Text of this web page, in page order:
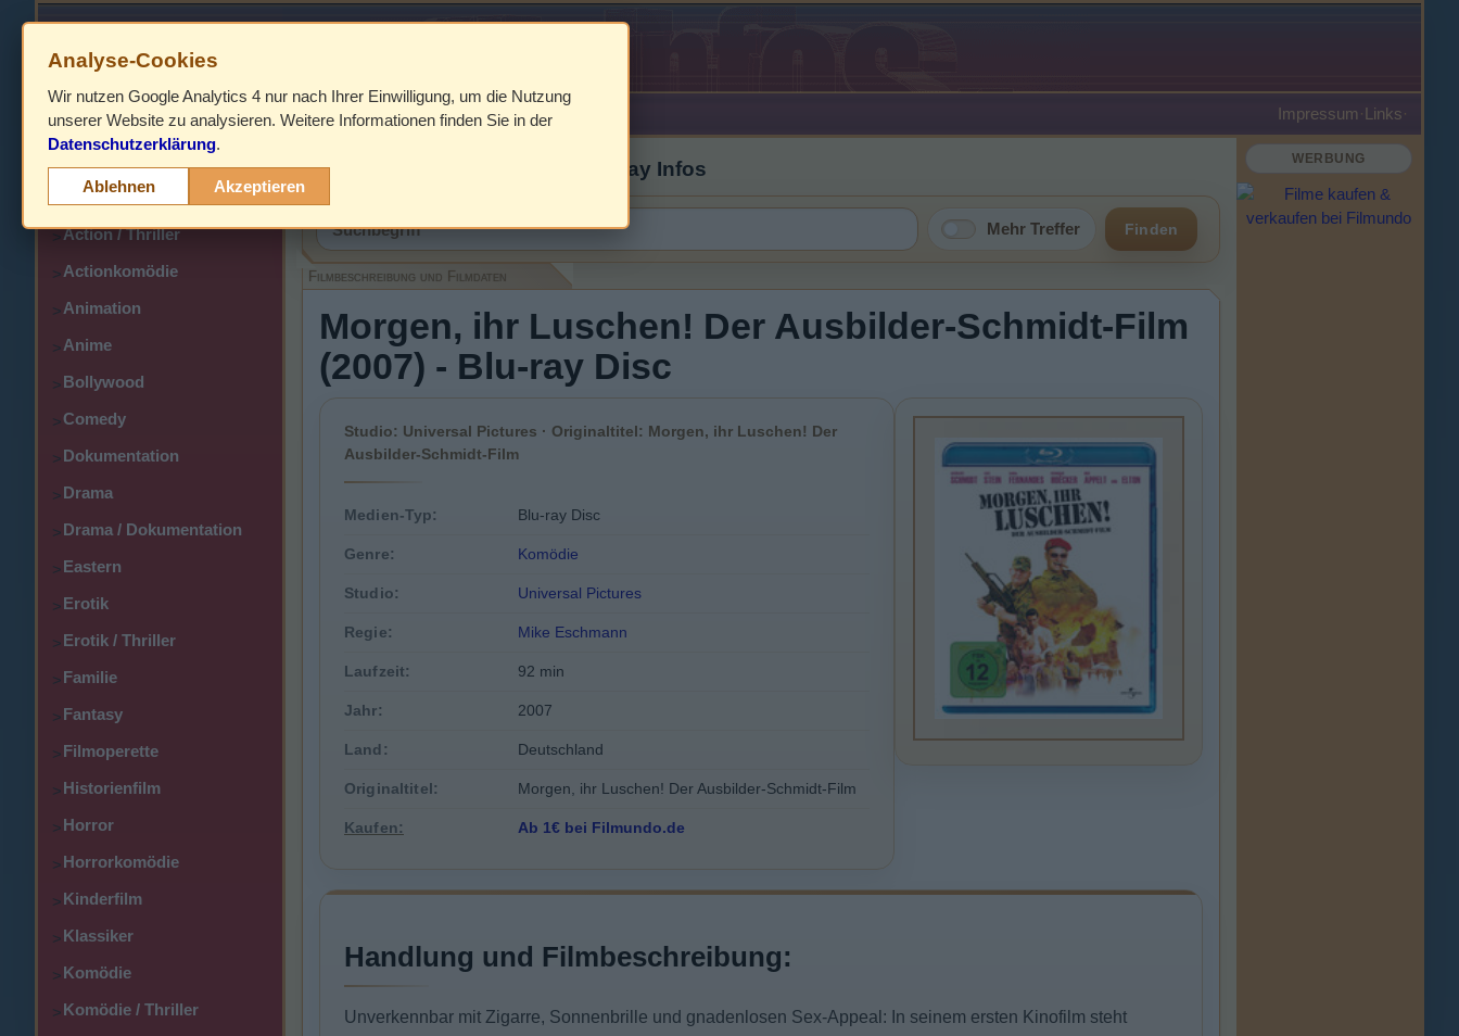
HOME Impressum ·Links·
>
> Action
>Action / Thriller
>Actionkomödie
>Animation
>Anime
>Bollywood
>Comedy
>Dokumentation
>Drama
>Drama / Dokumentation
>Eastern
>Erotik
>Erotik / Thriller
>Familie
>Fantasy
>Filmoperette
>Historienfilm
>Horror
>Horrorkomödie
>Kinderfilm
>Klassiker
>Komödie
>Komödie / Thriller
Filmbeschreibung, Cover & Blu-ray Infos
Mehr Treffer Finden
Filmbeschreibung und Filmdaten
Morgen, ihr Luschen! Der Ausbilder-Schmidt-Film
(2007) - Blu-ray Disc
Studio: Universal Pictures · Originaltitel: Morgen, ihr Luschen! Der
Ausbilder-Schmidt-Film
Medien-Typ: Blu-ray Disc
Genre: Komödie
Studio: Universal Pictures
Regie: Mike Eschmann
Laufzeit: 92 min
Jahr: 2007
Land: Deutschland
Originaltitel: Morgen, ihr Luschen! Der Ausbilder-Schmidt-Film
Kaufen: Ab 1€ bei Filmundo.de
Handlung und Filmbeschreibung:
Unverkennbar mit Zigarre, Sonnenbrille und gnadenlosen Sex-Appeal: In seinem ersten Kinofilm steht
WERBUNG
Analyse-Cookies
Wir nutzen Google Analytics 4 nur nach Ihrer Einwilligung, um die Nutzung
unserer Website zu analysieren. Weitere Informationen finden Sie in der
Datenschutzerklärung.
Ablehnen Akzeptieren